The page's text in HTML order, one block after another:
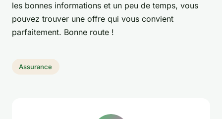
les bonnes informations et un peu de temps, vous
pouvez trouver une offre qui vous convient
parfaitement. Bonne route !
Assurance